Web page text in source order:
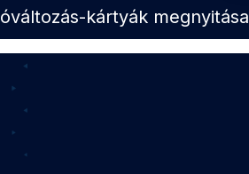
kártyák megnyitása